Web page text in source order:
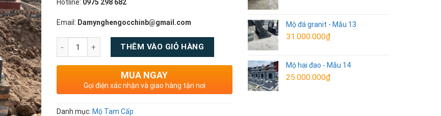
Hotline: 0975 298 682
Email: Damynghengocchinb@gmail.com
THÊM VÀO GIỎ HÀNG
MUA NGAY
Gọi điện xác nhận và giao hàng tận nơi
Danh mục: Mộ Tam Cấp
Mộ đá granit - Mẫu 13
31.000.000₫
Mộ hai đao - Mẫu 14
25.000.000₫